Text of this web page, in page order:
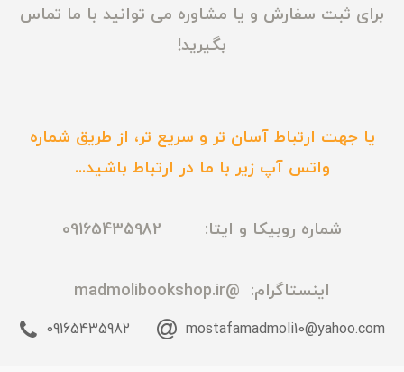
برای ثبت سفارش و یا مشاوره می توانید با ما تماس
بگیرید!
یا جهت ارتباط آسان تر و سریع تر، از طریق شماره
واتس آپ زیر با ما در ارتباط باشید...
شماره روبیکا و ایتا: 09165435982
اینستاگرام: @madmolibookshop.ir
mostafamadmoli10@yahoo.com
09165435982